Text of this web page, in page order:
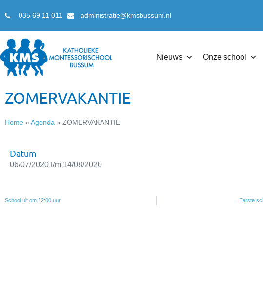
035 69 11 011 administratie@kmsbussum.nl
Nieuws Onze school
ZOMERVAKANTIE
Home » Agenda » ZOMERVAKANTIE
Datum
06/07/2020 t/m 14/08/2020
School uit om 12:00 uur Eerste